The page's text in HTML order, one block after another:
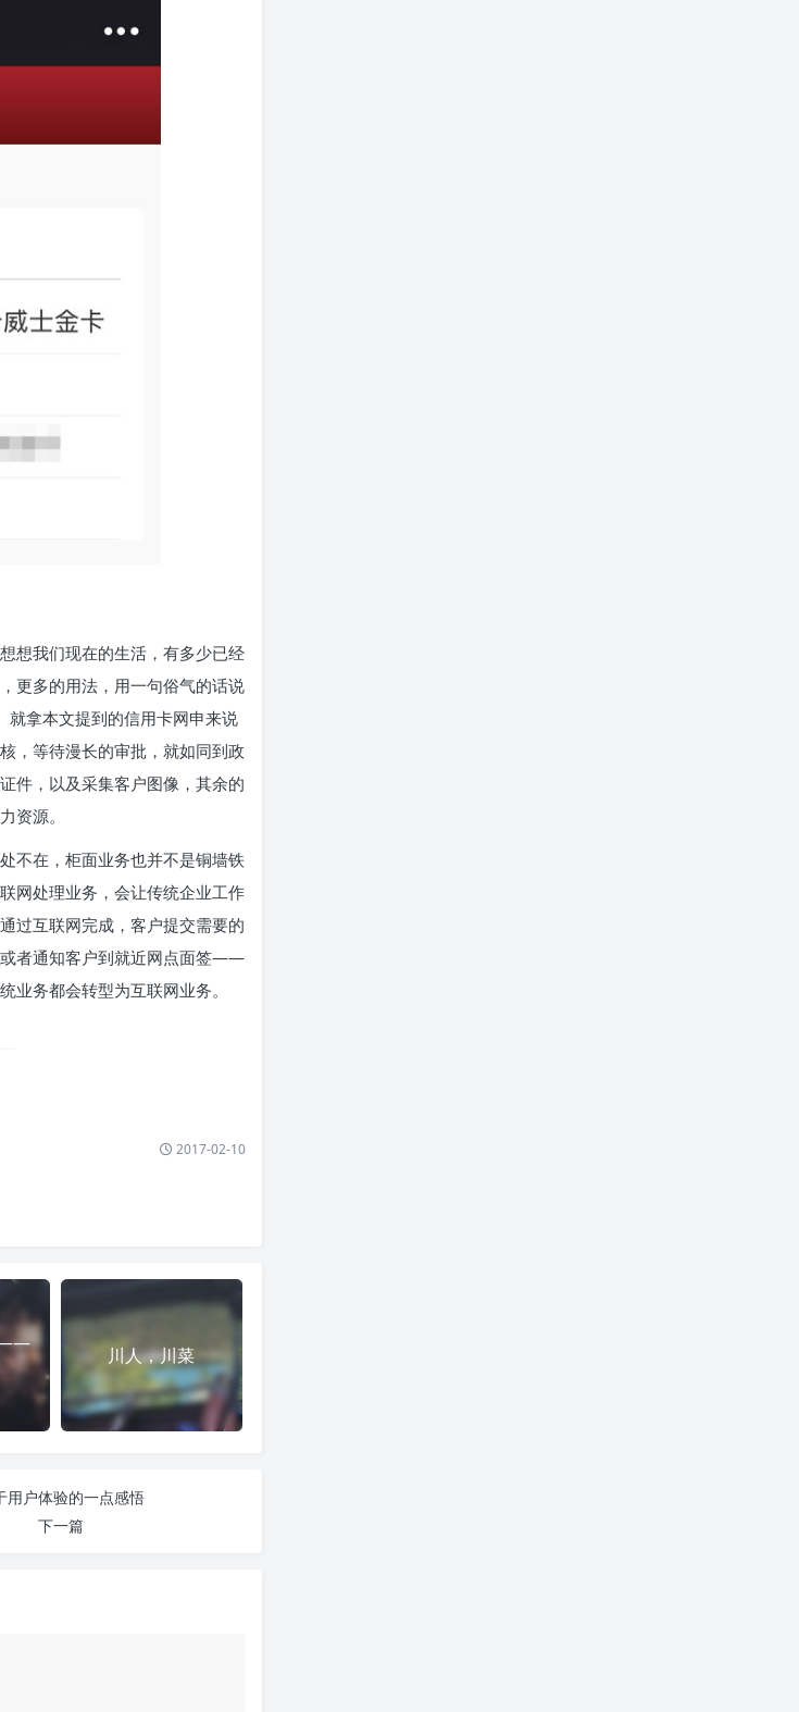
想我们现在的生活，有多少已经
更多的用法，用一句俗气的话说
就拿本文提到的信用卡网申来说
，等待漫长的审批，就如同到政
件，以及采集客户图像，其余的
资源。
不在，柜面业务也并不是铜墙铁
网处理业务，会让传统企业工作
过互联网完成，客户提交需要的
者通知客户到就近网点面签——
业务都会转型为互联网业务。
2017-02-10
——
川人，川菜
用户体验的一点感悟
下一篇